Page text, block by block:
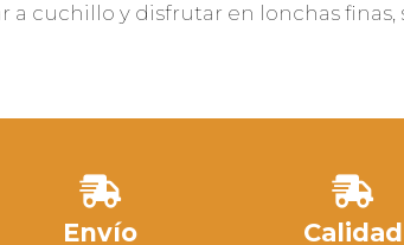
a cuchillo y disfrutar en lonchas
Envío
Calidad